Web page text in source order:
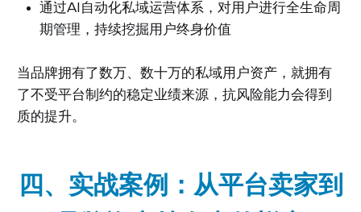
通过AI自动化私域运营体系，对用户进行全生命周
期管理，持续挖掘用户终身价值
当品牌拥有了数万、数十万的私域用户资产，就拥有
了不受平台制约的稳定业绩来源，抗风险能力会得到
质的提升。
四、实战案例：从平台卖家到